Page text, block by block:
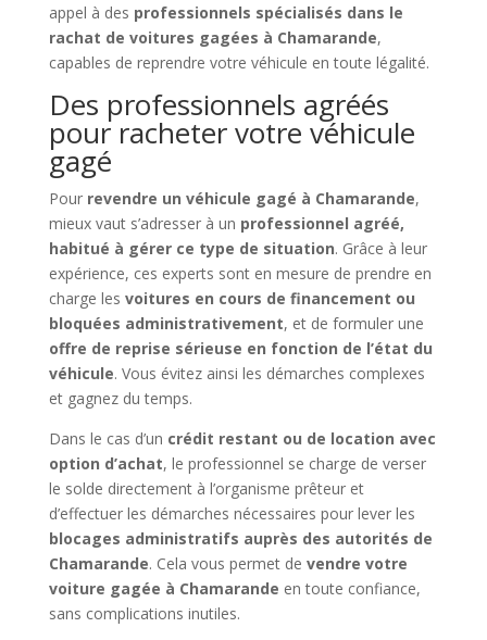
appel à des professionnels spécialisés dans le
rachat de voitures gagées à Chamarande,
capables de reprendre votre véhicule en toute légalité.
Des professionnels agréés
pour racheter votre véhicule
gagé
Pour revendre un véhicule gagé à Chamarande,
mieux vaut s’adresser à un professionnel agréé,
habitué à gérer ce type de situation. Grâce à leur
expérience, ces experts sont en mesure de prendre en
charge les voitures en cours de financement ou
bloquées administrativement, et de formuler une
offre de reprise sérieuse en fonction de l’état du
véhicule. Vous évitez ainsi les démarches complexes
et gagnez du temps.
Dans le cas d’un crédit restant ou de location avec
option d’achat, le professionnel se charge de verser
le solde directement à l’organisme prêteur et
d’effectuer les démarches nécessaires pour lever les
blocages administratifs auprès des autorités de
Chamarande. Cela vous permet de vendre votre
voiture gagée à Chamarande en toute confiance,
sans complications inutiles.